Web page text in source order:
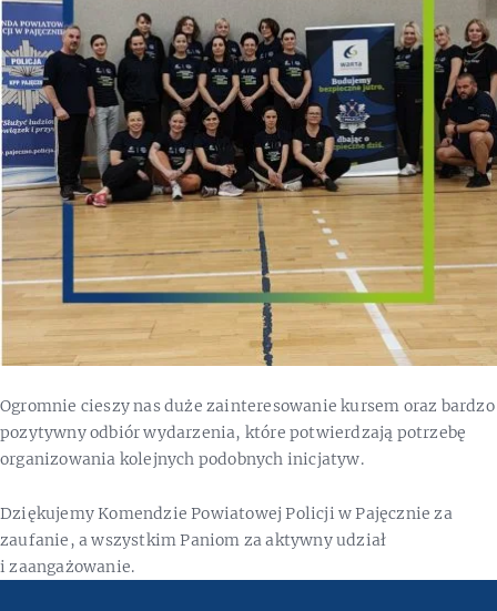
Ogromnie cieszy nas duże zainteresowanie kursem oraz bardzo
pozytywny odbiór wydarzenia, które potwierdzają potrzebę
organizowania kolejnych podobnych inicjatyw.
Dziękujemy Komendzie Powiatowej Policji w Pajęcznie za
zaufanie, a wszystkim Paniom za aktywny udział
i zaangażowanie.